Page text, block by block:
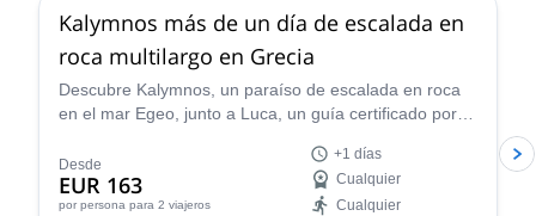
Kalymnos más de un día de escalada en
roca multilargo en Grecia
Descubre Kalymnos, un paraíso de escalada en roca
en el mar Egeo, junto a Luca, un guía certificado por
Desde
EUR 163
por persona para 2 viajeros
+1 días
Cualquier
Cualquier